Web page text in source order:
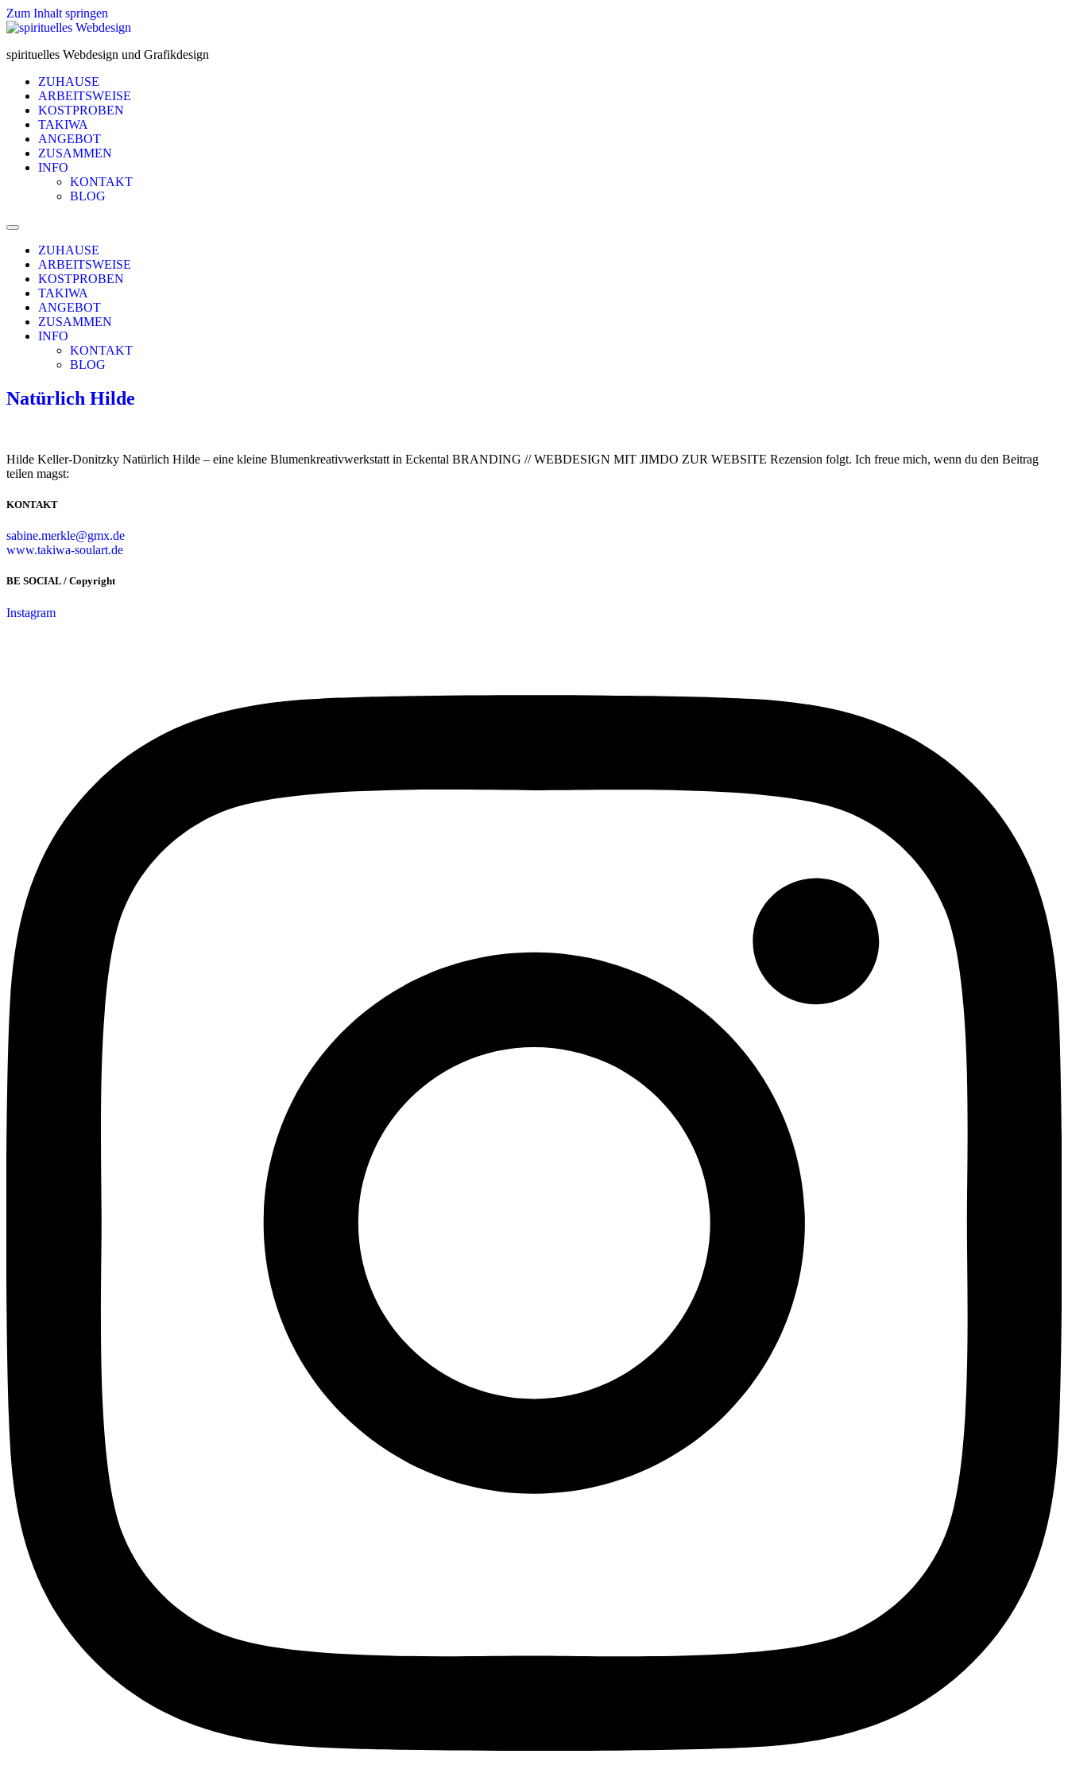
Zum Inhalt springen
spirituelles Webdesign und Grafikdesign
ZUHAUSE
ARBEITSWEISE
KOSTPROBEN
TAKIWA
ANGEBOT
ZUSAMMEN
INFO
KONTAKT
BLOG
ZUHAUSE
ARBEITSWEISE
KOSTPROBEN
TAKIWA
ANGEBOT
ZUSAMMEN
INFO
KONTAKT
BLOG
Natürlich Hilde
Hilde Keller-Donitzky Natürlich Hilde – eine kleine Blumenkreativwerkstatt in Eckental BRANDING // WEBDESIGN MIT JIMDO ZUR WEBSITE Rezension folgt. Ich freue mich, wenn du den Beitrag
teilen magst:
KONTAKT
sabine.merkle@gmx.de
www.takiwa-soulart.de
BE SOCIAL / Copyright
Instagram